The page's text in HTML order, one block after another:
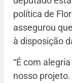
política de
assegurou
à disposição
“É com
nosso